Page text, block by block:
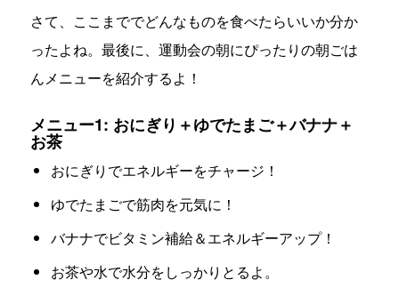
さて、ここまででどんなものを食べたらいいか分か
ったよね。最後に、運動会の朝にぴったりの朝ごは
んメニューを紹介するよ！
メニュー1: おにぎり＋ゆでたまご＋バナナ＋
お茶
おにぎりでエネルギーをチャージ！
ゆでたまごで筋肉を元気に！
バナナでビタミン補給＆エネルギーアップ！
お茶や水で水分をしっかりとるよ。